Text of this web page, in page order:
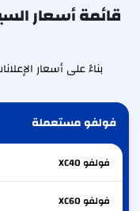
قائمة أسعار
بناءً على أسعار
فولفو مستعملة
فولفوXC40
فولفوXC60